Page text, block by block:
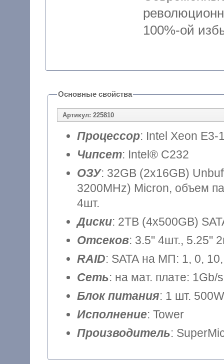
100%-ой
Основные свойства
Артикул: 225810
Процессор: Intel Xeon E3-
Чипсет: Intel® C232
ОЗУ: 32GB (2x16GB)
3200MHz) Micron, объем
4шт.
Диски: 2TB (4x500GB)
Отсеков: 3.5" 4шт., 5.25"
RAID: SATA на МП: 1, 0,
Сеть: на мат. плате: 1Gb/
Блок питания: 1 шт. 500W
Исполнение: Tower
Производитель: